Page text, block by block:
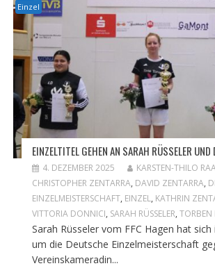
Einzel
EINZELTITEL GEHEN AN SARAH RÜSSELER UND
4. DEZEMBER 2025
KARSTEN-THILO
CHRISTOPHER ZENTARRA, DAVID ZENTARRA,
EINZELMEISTERSCHAFT, EINZEL, KATHRIN
VITTORIA DONNICI, SARAH RÜSSELER, TORBEN
Sarah Rüsseler vom FFC Hagen hat sich
um die Deutsche Einzelmeisterschaft
Vereinskameradin...